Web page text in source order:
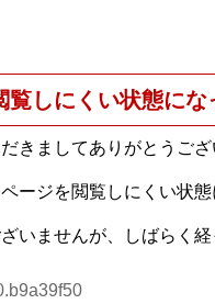
しにくい状態にな
きましてありがとうござ
ージを閲覧しにくい状態
いませんが、しばらく